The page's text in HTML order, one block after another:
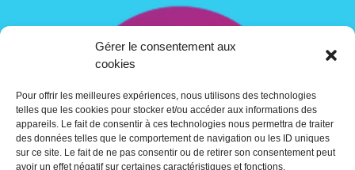
Gérer le consentement aux
cookies
Pour offrir les meilleures expériences, nous utilisons des technologies
telles que les cookies pour stocker et/ou accéder aux informations des
appareils. Le fait de consentir à ces technologies nous permettra de traiter
des données telles que le comportement de navigation ou les ID uniques
sur ce site. Le fait de ne pas consentir ou de retirer son consentement peut
avoir un effet négatif sur certaines caractéristiques et fonctions.